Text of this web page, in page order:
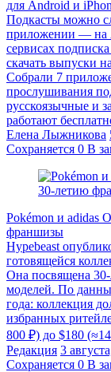
для Android и
Подкасты можно
приложении — на
сервисах
скачать выпуски
Собрали 7
прослушивания
русскоязычные и
работают
Елена Лыжникова
Сохраняется 0 В
Pokémon и adidas
франшизы
Hypebeast
готовящейся
Она посвящена
моделей. По
года: коллекция
избранных
800 ₽) до $180
Редакция 3
Сохраняется 0 В